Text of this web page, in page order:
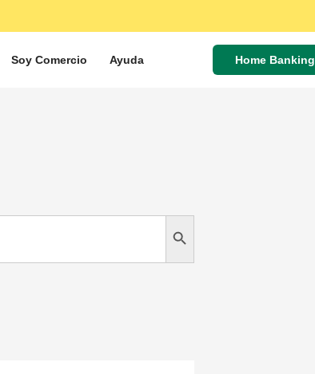
Soy Comercio Ayuda Home Banking
Search Button